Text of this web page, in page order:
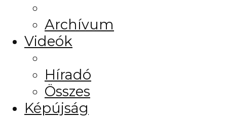
Archívum
Videók
Híradó
Összes
Képújság